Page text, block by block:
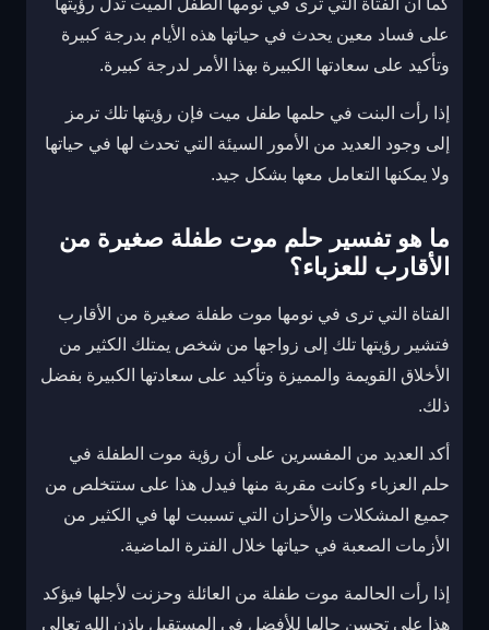
كما أن الفتاة التي ترى في نومها الطفل الميت تدل رؤيتها
على فساد معين يحدث في حياتها هذه الأيام بدرجة كبيرة
وتأكيد على سعادتها الكبيرة بهذا الأمر لدرجة كبيرة.
إذا رأت البنت في حلمها طفل ميت فإن رؤيتها تلك ترمز
إلى وجود العديد من الأمور السيئة التي تحدث لها في حياتها
ولا يمكنها التعامل معها بشكل جيد.
ما هو تفسير حلم موت طفلة صغيرة من
الأقارب للعزباء؟
الفتاة التي ترى في نومها موت طفلة صغيرة من الأقارب
فتشير رؤيتها تلك إلى زواجها من شخص يمتلك الكثير من
الأخلاق القويمة والمميزة وتأكيد على سعادتها الكبيرة بفضل
ذلك.
أكد العديد من المفسرين على أن رؤية موت الطفلة في
حلم العزباء وكانت مقربة منها فيدل هذا على ستتخلص من
جميع المشكلات والأحزان التي تسببت لها في الكثير من
الأزمات الصعبة في حياتها خلال الفترة الماضية.
إذا رأت الحالمة موت طفلة من العائلة وحزنت لأجلها فيؤكد
هذا على تحسن حالها للأفضل في المستقبل بإذن الله تعالى